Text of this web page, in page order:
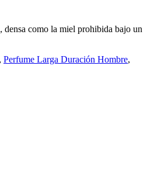
como la miel prohibida bajo un
, Perfume Larga Duración Hombre,